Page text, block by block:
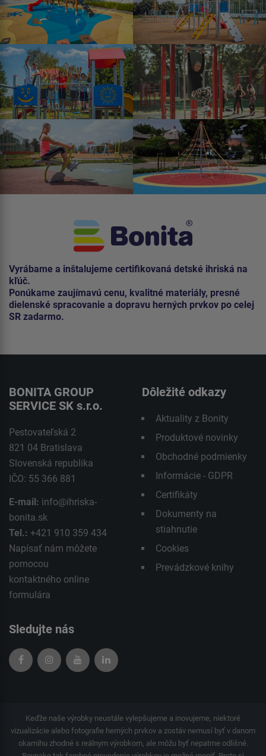
Vyrábame a inštalujeme certifikovaná detské ihriská na
kľúč.
Ponúkame zaujímavú cenu, kvalitné materiály, presné
dielenské spracovanie a dopravu herných prvkov po celej
SR zadarmo.
BONITA GROUP
SERVICE SK s.r.o.
Pestovateľská 2
821 04 Bratislava
Slovenská republika
IČO: 55 366 881
E-mail: info@ihriska-
bonita.sk
Tel.: +421 910 359 434
Napísať nám môžete
pomocou
kontaktného online
formulára
Dôležité odkazy
Aktuality z Bonity
Produktové novinky
Obchodné podmienky
Informácie - GDPR
Certifikáty
Dokumenty na
stiahnutie
Cookies
Prevádzkové knihy
Sledujte nás
Keďže naše výrobky neustále vylepšujeme a inovujeme, niektoré
vizualizácie alebo fotografie herných prvkov a zostáv nemusí byť v danom
okamihu zhodné s reálnym výrobkom, ale môžu byť nepatrne odlišné.